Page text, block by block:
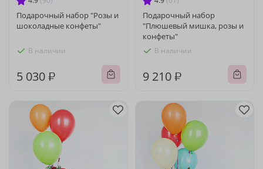
Подарочный набор "Розы и
шоколадные конфеты"
В наличии
5 030 ₽
Подарочный набор
"Плюшевый мишка, розы и
конфеты"
В наличии
9 210 ₽